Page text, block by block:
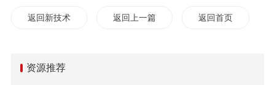
返回新技术 返回上一篇 返回首页
资源推荐